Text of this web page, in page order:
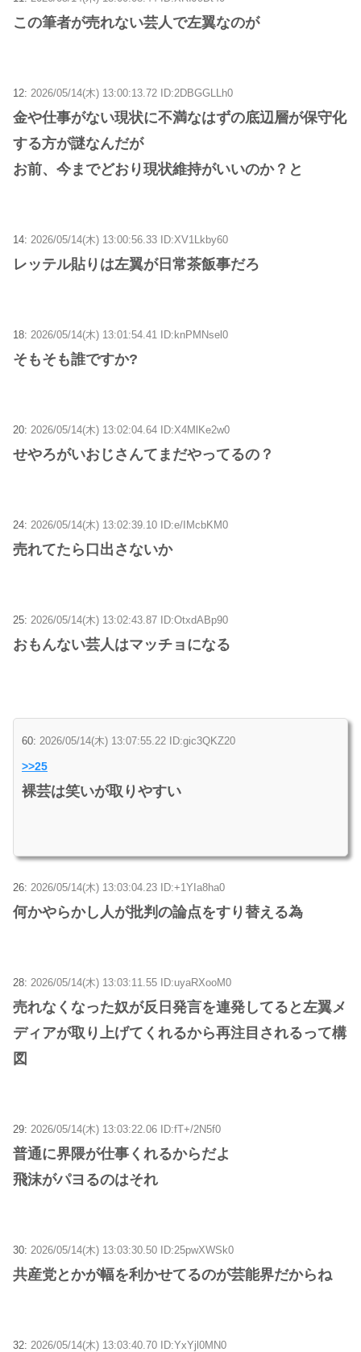
この筆者が売れない芸人で左翼なのが
12: 2026/05/14(木) 13:00:13.72 ID:2DBGGLLh0
金や仕事がない現状に不満なはずの底辺層が保守化
する方が謎なんだが
お前、今までどおり現状維持がいいのか？と
14: 2026/05/14(木) 13:00:56.33 ID:XV1Lkby60
レッテル貼りは左翼が日常茶飯事だろ
18: 2026/05/14(木) 13:01:54.41 ID:knPMNsel0
そもそも誰ですか?
20: 2026/05/14(木) 13:02:04.64 ID:X4MlKe2w0
せやろがいおじさんてまだやってるの？
24: 2026/05/14(木) 13:02:39.10 ID:e/IMcbKM0
売れてたら口出さないか
25: 2026/05/14(木) 13:02:43.87 ID:OtxdABp90
おもんない芸人はマッチョになる
60: 2026/05/14(木) 13:07:55.22 ID:gic3QKZ20
>>25
裸芸は笑いが取りやすい
26: 2026/05/14(木) 13:03:04.23 ID:+1YIa8ha0
何かやらかし人が批判の論点をすり替える為
28: 2026/05/14(木) 13:03:11.55 ID:uyaRXooM0
売れなくなった奴が反日発言を連発してると左翼メ
ディアが取り上げてくれるから再注目されるって構
図
29: 2026/05/14(木) 13:03:22.06 ID:fT+/2N5f0
普通に界隈が仕事くれるからだよ
飛沫がパヨるのはそれ
30: 2026/05/14(木) 13:03:30.50 ID:25pwXWSk0
共産党とかが幅を利かせてるのが芸能界だからね
32: 2026/05/14(木) 13:03:40.70 ID:YxYjl0MN0